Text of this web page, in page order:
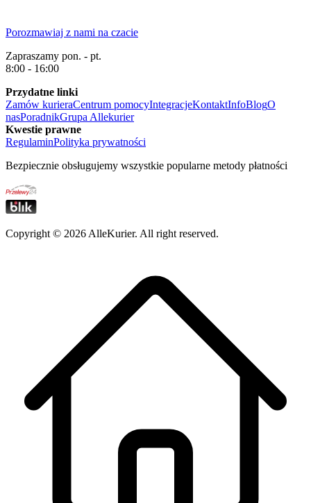
Porozmawiaj z nami na czacie
Zapraszamy pon. - pt.
8:00 - 16:00
Przydatne linki
Zamów kurieraCentrum pomocyIntegracjeKontaktInfoBlogO
nasPoradnikGrupa Allekurier
Kwestie prawne
RegulaminPolityka prywatności
Bezpiecznie obsługujemy wszystkie popularne metody płatności
Copyright © 2026 AlleKurier. All right reserved.